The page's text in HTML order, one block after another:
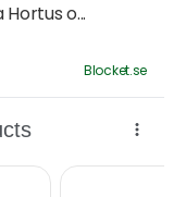
o...
Blocket.se